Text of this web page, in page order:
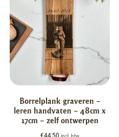
Borrelplank graveren –
leren handvaten – 48cm x
17cm – zelf ontwerpen
€44,50 incl. btw